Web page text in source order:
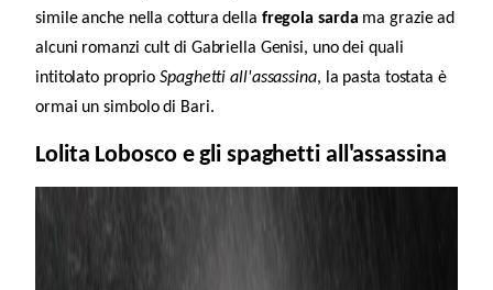
simile anche nella cottura della fregola sarda ma grazie ad
alcuni romanzi cult di Gabriella Genisi, uno dei quali
intitolato proprioSpaghetti all'assassina, la pasta tostata è
ormai un simbolo di Bari.
Lolita Lobosco e gli spaghetti all'assassina